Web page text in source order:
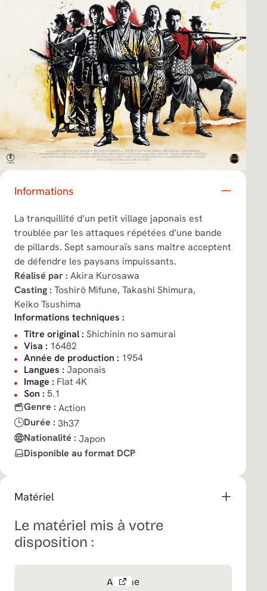
Informations
La tranquillité d’un petit village japonais est
troublée par les attaques répétées d’une bande
de pillards. Sept samouraïs sans maître acceptent
de défendre les paysans impuissants.
Réalisé par : Akira Kurosawa
Casting : Toshirô Mifune, Takashi Shimura,
Keiko Tsushima
Informations techniques :
Titre original : Shichinin no samurai
Visa : 16482
Année de production : 1954
Langues : Japonais
Image : Flat 4K
Son : 5.1
Genre : Action
Durée : 3h37
Nationalité : Japon
Disponible au format DCP
Matériel
Le matériel mis à votre
disposition :
Affiche